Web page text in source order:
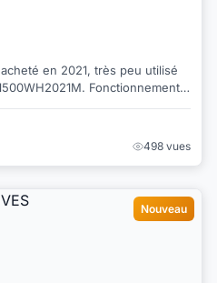
en 2021, très peu utilisé
Fonctionnement
498 vues
Nouveau